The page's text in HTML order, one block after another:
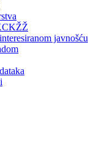
javnošću